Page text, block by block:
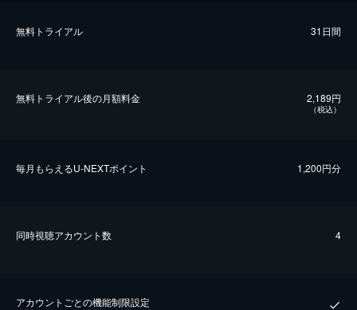
無料トライアル 31日間
無料トライアル後の⽉額料金 2,189円
（税込）
毎⽉もらえるU-NEXTポイント 1,200円分
同時視聴アカウント数 4
アカウントごとの機能制限設定